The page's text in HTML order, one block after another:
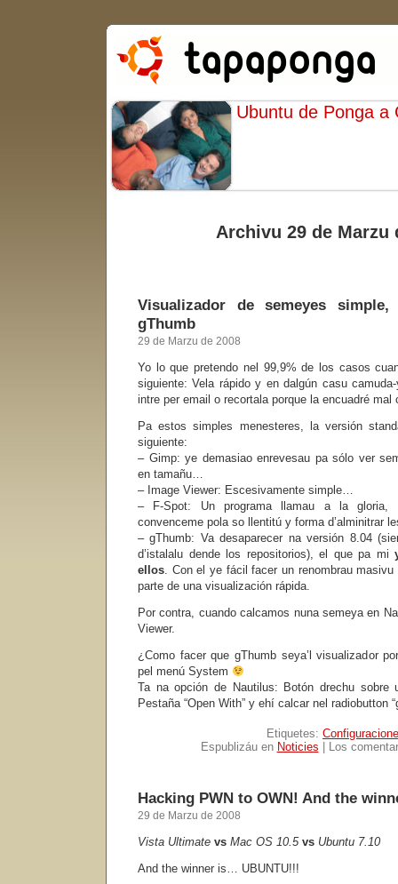
Ubuntu de Ponga
Archivu 29 de Marzu
Visualizador de semeyes
gThumb
29 de Marzu de 2008
Yo lo que pretendo nel 99,9% de los casos
siguiente: Vela rápido y en dalgún casu
intre per email o recortala porque la encuadré mal
Pa estos simples menesteres, la versión
siguiente:
– Gimp: ye demasiao enrevesau pa sólo ver
en tamañu…
– Image Viewer: Escesivamente simple…
– F-Spot: Un programa llamau a la gloria,
convenceme pola so llentitú y forma d’alminitrar
– gThumb: Va desaparecer na versión 8.04
d’istalalu dende los repositorios), el que pa mi
ellos. Con el ye fácil facer un renombrau
parte de una visualización rápida.
Por contra, cuando calcamos nuna semeya en
Viewer.
¿Como facer que gThumb seya’l visualizador
pel menú System
Ta na opción de Nautilus: Botón drechu sobre
Pestaña “Open With” y ehí calcar nel radiobutton
Etiquetes:
Espublizáu en Noticies Los
Hacking PWN to OWN! And the
29 de Marzu de 2008
Vista Ultimate vs Mac OS 10.5 vs Ubuntu 7.10
And the winner is… UBUNTU!!!